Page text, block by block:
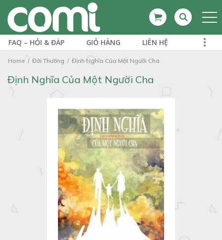
FAQ – HỎI & ĐÁP GIỎ HÀNG LIÊN HỆ
Home Đời Thường Định Nghĩa Của Một Người Cha
Định Nghĩa Của Một Người Cha